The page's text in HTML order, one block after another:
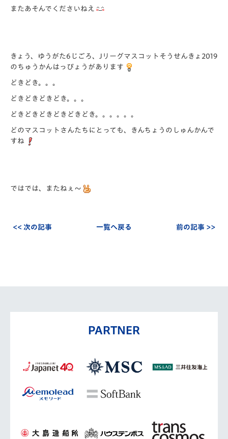
またあそんでくださいねえ
きょう、ゆうがた6じごろ、Jリーグマスコットそうせんきょ2019
のちゅうかんはっぴょうがあります
どきどき。。。
どきどきどきどき。。。
どきどきどきどきどきどき。。。。。。
どのマスコットさんたちにとっても、きんちょうのしゅんかんで
すね
ではでは、またねぇ～
<< 次の記事 一覧へ戻る 前の記事 >>
PARTNER